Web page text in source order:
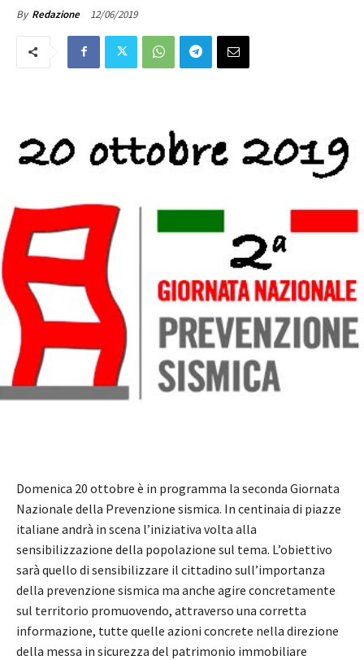
By Redazione 12/06/2019
Domenica 20 ottobre è in programma la seconda Giornata
Nazionale della Prevenzione sismica. In centinaia di piazze
italiane andrà in scena l’iniziativa volta alla
sensibilizzazione della popolazione sul tema. L’obiettivo
sarà quello di sensibilizzare il cittadino sull’importanza
della prevenzione sismica ma anche agire concretamente
sul territorio promuovendo, attraverso una corretta
informazione, tutte quelle azioni concrete nella direzione
della messa in sicurezza del patrimonio immobiliare